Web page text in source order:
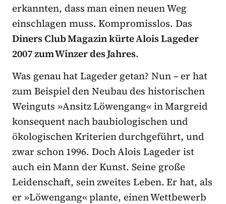
erkannten, dass man einen neuen Weg
einschlagen muss. Kompromisslos. Das
Diners Club Magazin kürte Alois Lageder
2007 zum Winzer des Jahres.
Was genau hat Lageder getan? Nun – er hat
zum Beispiel den Neubau des historischen
Weinguts »Ansitz Löwengang« in Margreid
konsequent nach baubiologischen und
ökologischen Kriterien durchgeführt, und
zwar schon 1996. Doch Alois Lageder ist
auch ein Mann der Kunst. Seine große
Leidenschaft, sein zweites Leben. Er hat, als
er »Löwengang« plante, einen Wettbewerb